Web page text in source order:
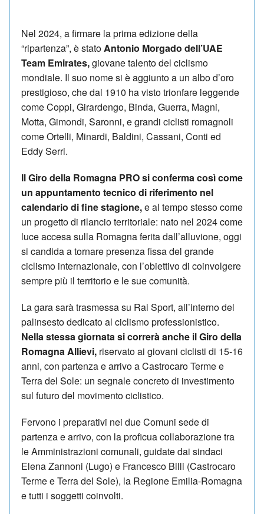
Nel 2024, a firmare la prima edizione della
“ripartenza”, è statoAntonio Morgado dell’UAE
Team Emirates,giovane talento del ciclismo
mondiale. Il suo nome si è aggiunto a un albo d’oro
prestigioso, che dal 1910 ha visto trionfare leggende
come Coppi, Girardengo, Binda, Guerra, Magni,
Motta, Gimondi, Saronni, e grandi ciclisti romagnoli
come Ortelli, Minardi, Baldini, Cassani, Conti ed
Eddy Serri.
Il Giro della Romagna PRO si conferma così come
un appuntamento tecnico di riferimento nel
calendario di fine stagione,e al tempo stesso come
un progetto di rilancio territoriale: nato nel 2024 come
luce accesa sulla Romagna ferita dall’alluvione, oggi
si candida a tornare presenza fissa del grande
ciclismo internazionale, con l’obiettivo di coinvolgere
sempre più il territorio e le sue comunità.
La gara sarà trasmessa su Rai Sport, all’interno del
palinsesto dedicato al ciclismo professionistico.
Nella stessa giornata si correrà anche il Giro della
Romagna Allievi, riservato ai giovani ciclisti di 15-16
anni, con partenza e arrivo a Castrocaro Terme e
Terra del Sole: un segnale concreto di investimento
sul futuro del movimento ciclistico.
Fervono i preparativi nei due Comuni sede di
partenza e arrivo, con la proficua collaborazione tra
le Amministrazioni comunali, guidate dai sindaci
Elena Zannoni (Lugo) e Francesco Billi (Castrocaro
Terme e Terra del Sole), la Regione Emilia-Romagna
e tutti i soggetti coinvolti.